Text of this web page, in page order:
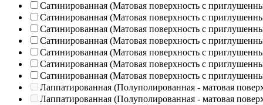
Сатинированная (Матовая поверхность с
Сатинированная (Матовая поверхность с
Сатинированная (Матовая поверхность с
Сатинированная (Матовая поверхность с
Сатинированная (Матовая поверхность с
Сатинированная (Матовая поверхность с
Сатинированная (Матовая поверхность с
Лаппатированная (Полуполированная - матовая
Лаппатированная (Полуполированная - матовая